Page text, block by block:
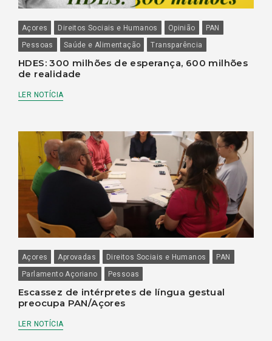
Açores Direitos Sociais e Humanos Opinião
PAN
Pessoas
Saúde e Alimentação Transparência
HDES: 300 milhões de esperança, 600 milhões
de realidade
LER NOTÍCIA
Açores Aprovadas Direitos Sociais e Humanos
PAN
Parlamento Açoriano
Pessoas
Escassez de intérpretes de língua gestual
preocupa PAN/Açores
LER NOTÍCIA